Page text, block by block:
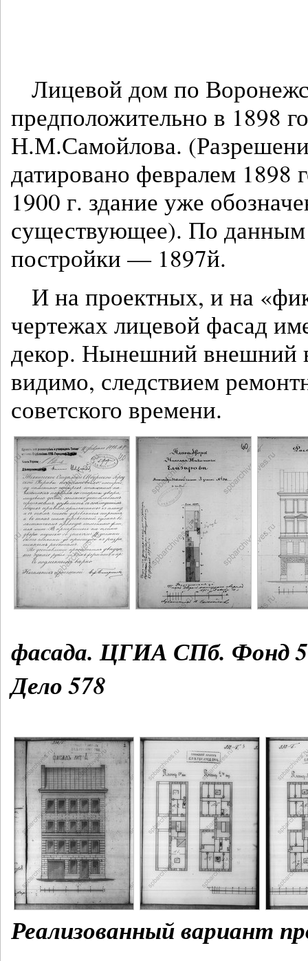
Лицевой дом по
предположительно в 1898
Н.М.Самойлова.
датировано февралем 1898
1900 г. здание уже
существующее). По данным
постройки — 1897й.
И на проектных, и на
чертежах лицевой фасад
декор. Нынешний внешний
видимо, следствием
советского времени.
фасада. ЦГИА СПб. Фонд
Дело 578
Реализованный вариант